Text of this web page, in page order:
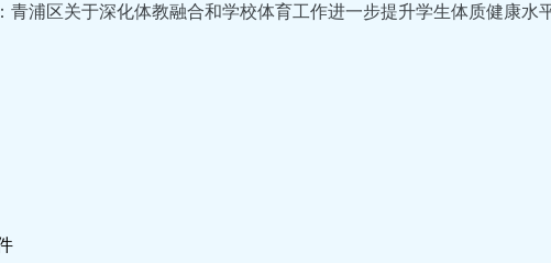
青浦区关于深化体教融合和学校体育工作进一步提升学生体质健康水